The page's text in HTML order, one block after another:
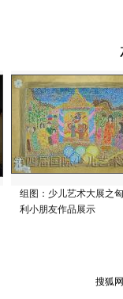
组图：少儿艺术大展之
利小朋友作品展示